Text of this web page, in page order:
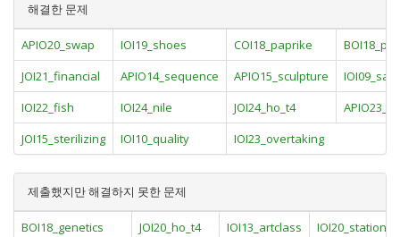
해결한 문제
APIO20_swap IOI19_shoes COI18_paprike
JOI21_financial
APIO14_sequence APIO15_sculpture
IOI22_fish
IOI24_nile JOI24_ho_t4
JOI15_sterilizing
IOI10_quality IOI23_overtaking
제출했지만 해결하지 못한 문제
BOI18_genetics JOI20_ho_t4 IOI13_artclass
IOI20_stations